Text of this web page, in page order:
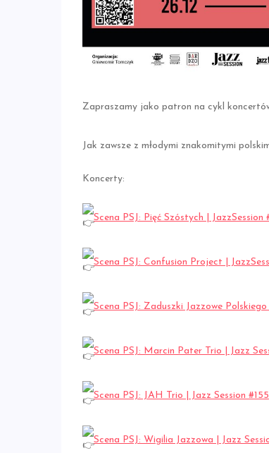
Zapraszamy jako patron na cykl
Jak zawsze z młodymi znakomitymi
Koncerty:
Scena PSJ: Pięć Szóstych | JazzSession
Scena PSJ: Confusion Project |
Scena PSJ: Zaduszki Jazzowe
Scena PSJ: Marcin Pater Trio | Jazz
Scena PSJ: JAH Trio | Jazz Session #155
Scena PSJ: Wigilia Jazzowa | Jazz